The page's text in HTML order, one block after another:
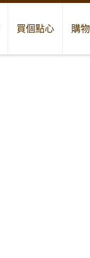
買個點心 購